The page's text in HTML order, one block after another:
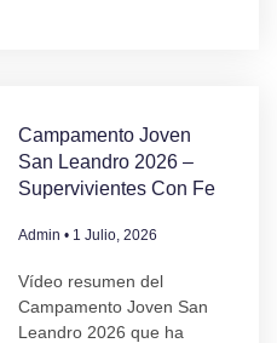
Campamento Joven
San Leandro 2026 –
Supervivientes Con Fe
Admin 1 Julio, 2026
Vídeo resumen del
Campamento Joven San
Leandro 2026 que ha